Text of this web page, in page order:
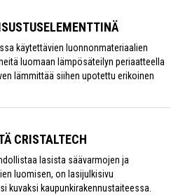
käytettävien luonnonmateriaalien
luomaan lämpösäteilyn periaatteella
lämmittää siihen upotettu erikoinen
CRISTALTECH
lasista säävarmojen ja
luomisen, on lasijulkisivu
kuvaksi kaupunkirakennustaiteessa.